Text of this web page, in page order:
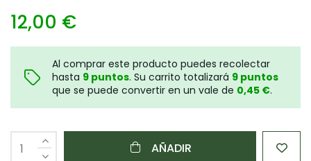
12,00 €
Al comprar este producto puedes recolectar
hasta 9 puntos. Su carrito totalizará 9 puntos
que se puede convertir en un vale de 0,45 €.
AÑADIR